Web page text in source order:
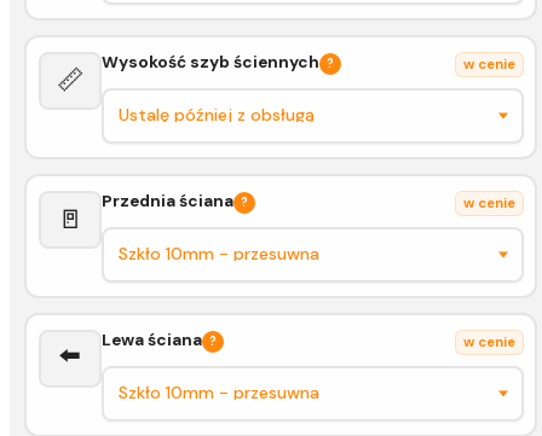
📏
Wysokość szyb ściennych ? w cenie
🚪
Przednia ściana ? w cenie
⬅️ Lewa ściana ? w cenie